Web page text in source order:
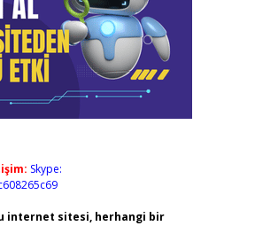
Skype:
internet sitesi, herhangi bir